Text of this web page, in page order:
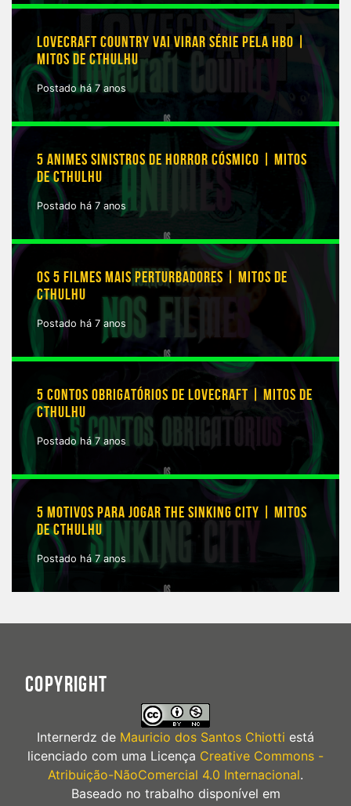
LOVECRAFT COUNTRY VAI VIRAR SÉRIE PELA HBO |
MITOS DE CTHULHU
Postado há 7 anos
5 ANIMES SINISTROS DE HORROR CÓSMICO | MITOS
DE CTHULHU
Postado há 7 anos
OS 5 FILMES MAIS PERTURBADORES | MITOS DE
CTHULHU
Postado há 7 anos
5 CONTOS OBRIGATÓRIOS DE LOVECRAFT | MITOS DE
CTHULHU
Postado há 7 anos
5 MOTIVOS PARA JOGAR THE SINKING CITY | MITOS
DE CTHULHU
Postado há 7 anos
COPYRIGHT
Internerdz de Mauricio dos Santos Chiotti está
licenciado com uma Licença Creative Commons -
Atribuição-NãoComercial 4.0 Internacional.
Baseado no trabalho disponível em